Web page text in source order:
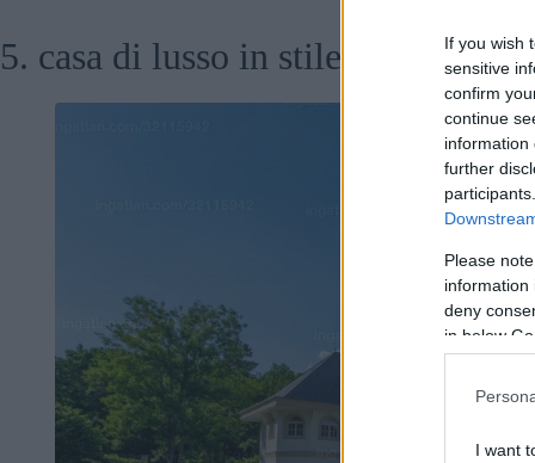
If you wish
sensitive
confirm
continue
information
further
Please
information
deny
in below
I want
5. casa di lusso in stile 5.